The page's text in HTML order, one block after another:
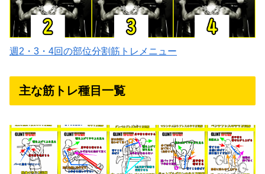
週2・3・4回の部位分割筋トレメニュー
主な筋トレ種目一覧